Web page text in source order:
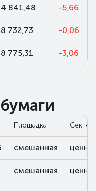
841,48 -5,66
732,73 -0,06
775,31 -3,06
Площадка Сектор
смешанная
смешанная